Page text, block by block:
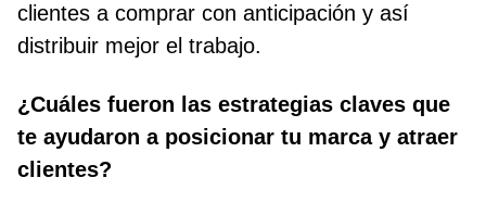
clientes a comprar con anticipación y así
distribuir mejor el trabajo.
¿Cuáles fueron las estrategias claves que
te ayudaron a posicionar tu marca y atraer
clientes?